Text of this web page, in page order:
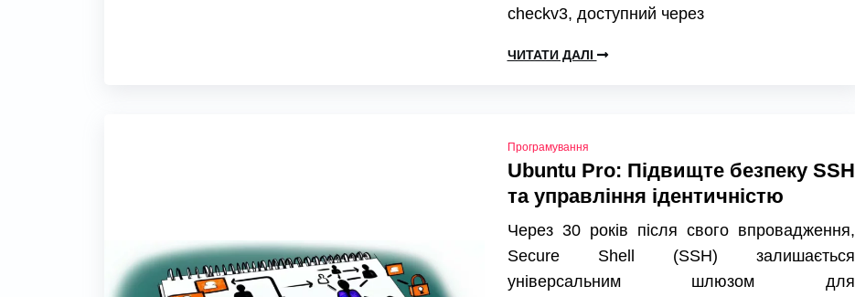
checkv3, доступний через
ЧИТАТИ ДАЛІ
Програмування
Ubuntu Pro: Підвищте безпеку SSH
та управління ідентичністю
Через 30 років після свого впровадження,
Secure Shell (SSH) залишається
універсальним шлюзом для